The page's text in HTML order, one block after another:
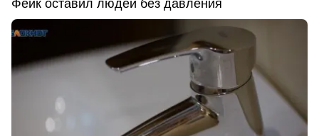
Фейк оставил людей без давления